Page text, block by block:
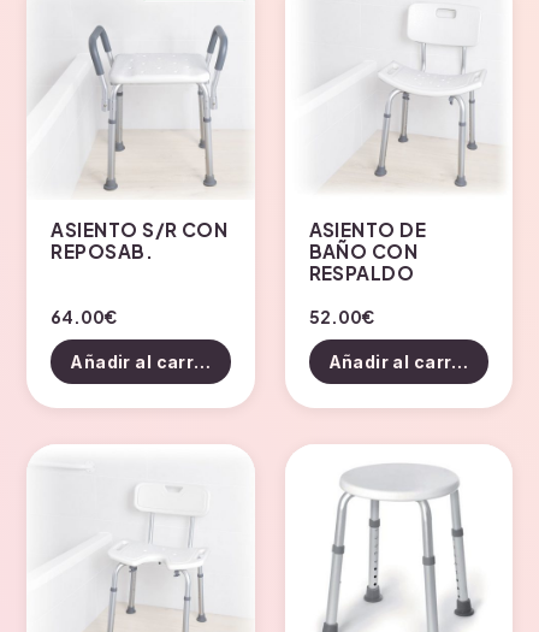
ASIENTO S/R CON
REPOSAB.
64.00€
Añadir al carrito
ASIENTO DE
BAÑO CON
RESPALDO
52.00€
Añadir al carrito